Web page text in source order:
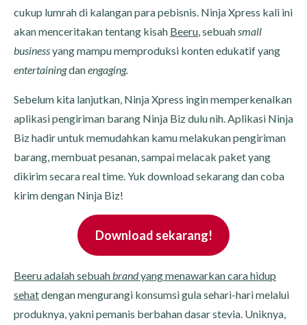
cukup lumrah di kalangan para pebisnis. Ninja Xpress kali ini
akan menceritakan tentang kisah Beeru, sebuahsmall
businessyang mampu memproduksi konten edukatif yang
entertainingdanengaging.
Sebelum kita lanjutkan, Ninja Xpress ingin memperkenalkan
aplikasi pengiriman barang Ninja Biz dulu nih. Aplikasi Ninja
Biz hadir untuk memudahkan kamu melakukan pengiriman
barang, membuat pesanan, sampai melacak paket yang
dikirim secara real time. Yuk download sekarang dan coba
kirim dengan Ninja Biz!
Download sekarang!
Beeru adalah sebuah brandyang menawarkan cara hidup
sehatdengan mengurangi konsumsi gula sehari-hari melalui
produknya, yakni pemanis berbahan dasar stevia. Uniknya,